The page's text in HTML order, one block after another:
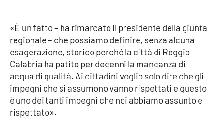
Lacplay.it
Lactv.it
Laconair.it
Lacitymag.it
«È un fatto – ha rimarcato il presidente della giunta
regionale – che possiamo definire, senza alcuna
esagerazione, storico perché la città di Reggio
Calabria ha patito per decenni la mancanza di
acqua di qualità. Ai cittadini voglio solo dire che gli
impegni che si assumono vanno rispettati e questo
è uno dei tanti impegni che noi abbiamo assunto e
rispettato».